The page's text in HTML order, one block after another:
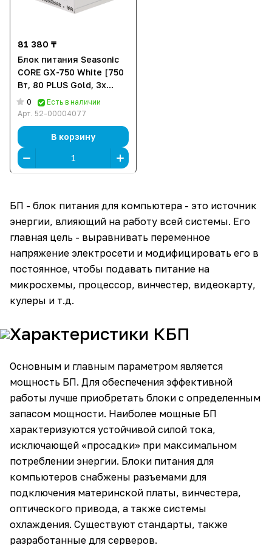
81 380 ₸
Блок питания Seasonic
CORE GX-750 White [750
Вт, 80 PLUS Gold, 3x
SATA, 1 x 16 pin
(12VHPWR), 2 x 6+2 pin
0
Есть в наличии
Арт. 52-00004077
В корзину
БП - блок питания для компьютера - это источник
энергии, влияющий на работу всей системы. Его
главная цель - выравнивать переменное
напряжение электросети и модифицировать его в
постоянное, чтобы подавать питание на
микросхемы, процессор, винчестер, видеокарту,
кулеры и т.д.
Характеристики КБП
Основным и главным параметром является
мощность БП. Для обеспечения эффективной
работы лучше приобретать блоки с определенным
запасом мощности. Наиболее мощные БП
характеризуются устойчивой силой тока,
исключающей «просадки» при максимальном
потреблении энергии. Блоки питания для
компьютеров снабжены разъемами для
подключения материнской платы, винчестера,
оптического привода, а также системы
охлаждения. Существуют стандарты, также
разработанные для серверов.